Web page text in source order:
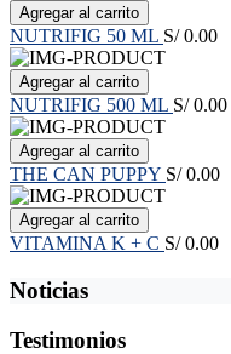
Agregar al carrito
NUTRIFIG 50 ML S/ 0.00
Agregar al carrito
NUTRIFIG 500 ML S/ 0.00
Agregar al carrito
THE CAN PUPPY S/ 0.00
Agregar al carrito
VITAMINA K + C S/ 0.00
Noticias
Testimonios